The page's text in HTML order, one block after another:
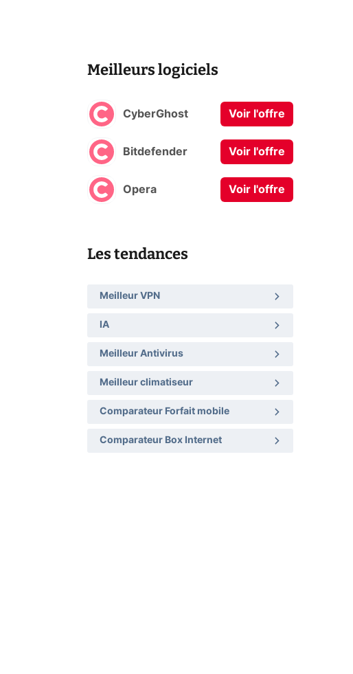
Meilleurs logiciels
CyberGhost Voir l'offre
Bitdefender Voir l'offre
Opera Voir l'offre
Les tendances
Meilleur VPN
IA
Meilleur Antivirus
Meilleur climatiseur
Comparateur Forfait mobile
Comparateur Box Internet